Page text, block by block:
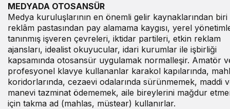
MEDYADA OTOSANSÜR
Medya kuruluşlarının en önemli gelir kaynaklarından
reklâm pastasından pay alamama kaygısı, yerel
tanınmış işveren çevreleri, iktidar partileri, etkin reklam
ajansları, idealist okuyucular, idari kurumlar ile işbirliği
kapsamında otosansür uygulamak normalleşir. Amatör
profesyonel klavye kullananlar karakol kapılarında,
koridorlarında, cezaevi odalarında sürünmemek, maddi
manevi tazminat ödememek, aile bireylerini mağdur
için takma ad (mahlas, müstear) kullanırlar.